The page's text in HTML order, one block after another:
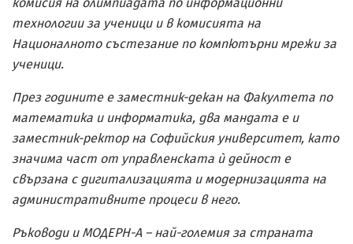
технологии за ученици и в комисията на
Националното състезание по компютърни мрежи за
ученици.
През годините е заместник-декан на Факултета по
математика и информатика, два мандата е и
заместник-ректор на Софийския университет, като
значима част от управленската ѝ дейност е
свързана с дигитализацията и модернизацията на
административните процеси в него.
Ръководи и МОДЕРН-А – най-големия за страната